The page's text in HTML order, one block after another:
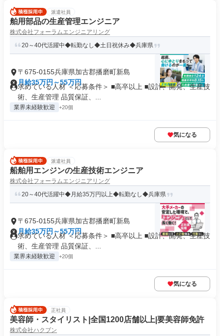
派遣社員
舶用部品の生産管理エンジニア
株式会社フォーラムエンジニアリング
20～40代活躍中◆転勤なし◆土日祝休み◆兵庫県
〒675-0155兵庫県加古郡播磨町新島
月給35万円～55万円
求めている人材 ＜応募条件＞ ■高卒以上 ■設計、開発、生産技
術、生産管理 品質保証、...
業界未経験歓迎 +20個
気になる
派遣社員
船舶用エンジンの生産技術エンジニア
株式会社フォーラムエンジニアリング
20～40代活躍中◆月給35万円以上◆転勤なし◆兵庫県
〒675-0155兵庫県加古郡播磨町新島
月給35万円～55万円
求めている人材 ＜応募条件＞ ■高卒以上 ■設計、開発、生産技
術、生産管理 品質保証、...
業界未経験歓迎 +20個
気になる
正社員
美容師・スタイリスト|全国1200店舗以上|要美容師免許
株式会社ハクブン